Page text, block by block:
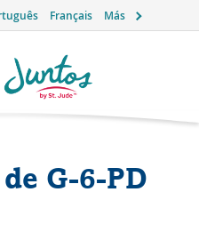
Français Más
Logotipo
G-6-PD